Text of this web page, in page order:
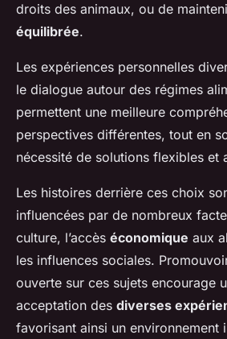
droits des animaux, ou de
équilibrée.
Les expériences personnelles
le dialogue autour des régimes
permettent une meilleure
perspectives différentes, tout en
nécessité de solutions flexibles et
Les histoires derrière ces choix
influencées par de nombreux
culture, l’accès économique aux
les influences sociales.
ouverte sur ces sujets encourage
acceptation des diverses
favorisant ainsi un environnement